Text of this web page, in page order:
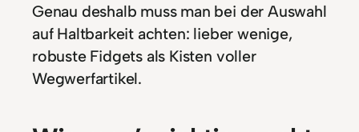
Genau deshalb muss man bei der Auswahl
auf Haltbarkeit achten: lieber wenige,
robuste Fidgets als Kisten voller
Wegwerfartikel.